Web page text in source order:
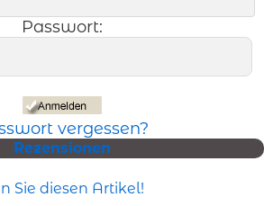
Passwort:
vergessen?
Rezensionen
Sie diesen Artikel!